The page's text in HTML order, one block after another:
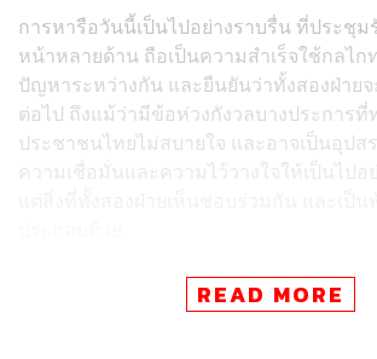
การหารือวันนี้เป็นไปอย่างราบรื่น ที่ประชุ
หน้าหลายด้าน ถือเป็นความสำเร็จใช้กลไ
ปัญหาระหว่างกัน และยืนยันว่าทั้งสองฝ่าย
ต่อไป ถึงแม้ว่ามีข้อห่วงกังวลบางประการที่
ประชาชนไทยไม่สบายใจ และอาจเป็นอุป
ความเชื่อมั่นและความไว้วางใจให้เป็นไปอย่
การถอนอาวุธหนักและยุทโธปกรณ์ท
จากพื้นที่ชายแดนกลับสู่ที่ตั้งปกติ โดยฝ่
READ MORE